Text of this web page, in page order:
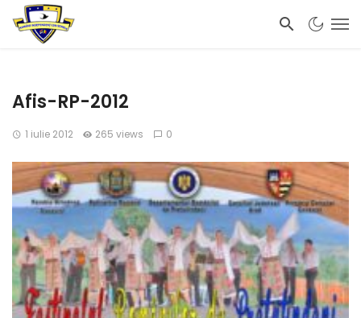
Afis-RP-2012
1 iulie 2012 265 views 0